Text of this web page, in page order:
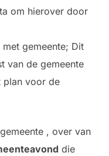
om hierover door
gemeente; Dit
van de gemeente
plan voor de
, over van
die